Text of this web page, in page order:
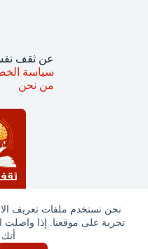
نحن نستخدم ملفات تعريف
تجربة على موقعنا. إذا
جميع الحقوق
عن ثقف
سياسة
من نحن